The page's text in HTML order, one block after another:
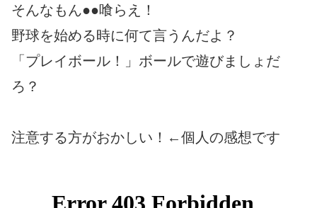
そんなもん●●喰らえ！
野球を始める時に何て言うんだよ？
「プレイボール！」ボールで遊びましょだ
ろ？
注意する方がおかしい！←個人の感想です